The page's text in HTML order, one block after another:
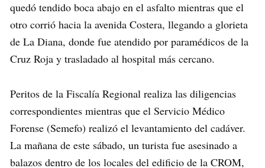
quedó tendido boca abajo en el asfalto mientras que el
otro corrió hacia la avenida Costera, llegando a glorieta
de La Diana, donde fue atendido por paramédicos de la
Cruz Roja y trasladado al hospital más cercano.
Peritos de la Fiscalía Regional realiza las diligencias
correspondientes mientras que el Servicio Médico
Forense (Semefo) realizó el levantamiento del cadáver.
La mañana de este sábado, un turista fue asesinado a
balazos dentro de los locales del edificio de la CROM,